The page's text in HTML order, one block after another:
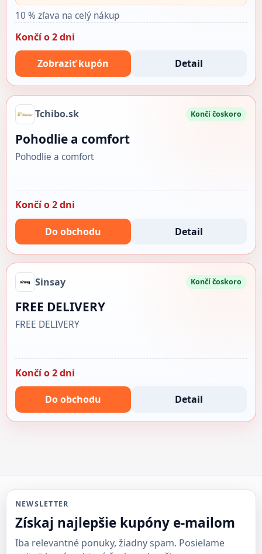
10 % zľava na celý nákup
Končí o 2 dni
Zobraziť kupón Detail
Tchibo.sk Končí čoskoro
Pohodlie a comfort
Pohodlie a comfort
Končí o 2 dni
Do obchodu Detail
Sinsay Končí čoskoro
FREE DELIVERY
FREE DELIVERY
Končí o 2 dni
Do obchodu Detail
NEWSLETTER
Získaj najlepšie kupóny e-mailom
Iba relevantné ponuky, žiadny spam. Posielame